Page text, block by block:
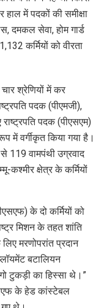
में पदकों की समीक्षा
दमकल सेवा, होम गार्ड
कर्मियों को वीरता
श्रेणियों में कर
पदक (पीएमजी),
पदक (पीएसएम)
में वर्गीकृत किया गया है।
119 वामपंथी उग्रवाद
कश्मीर क्षेत्र के कर्मियों
के दो कर्मियों को
मिशन के तहत शांति
मरणोपरांत प्रदान
बटालियन
टुकड़ी का हिस्सा थे।”
के हेड कांस्टेबल